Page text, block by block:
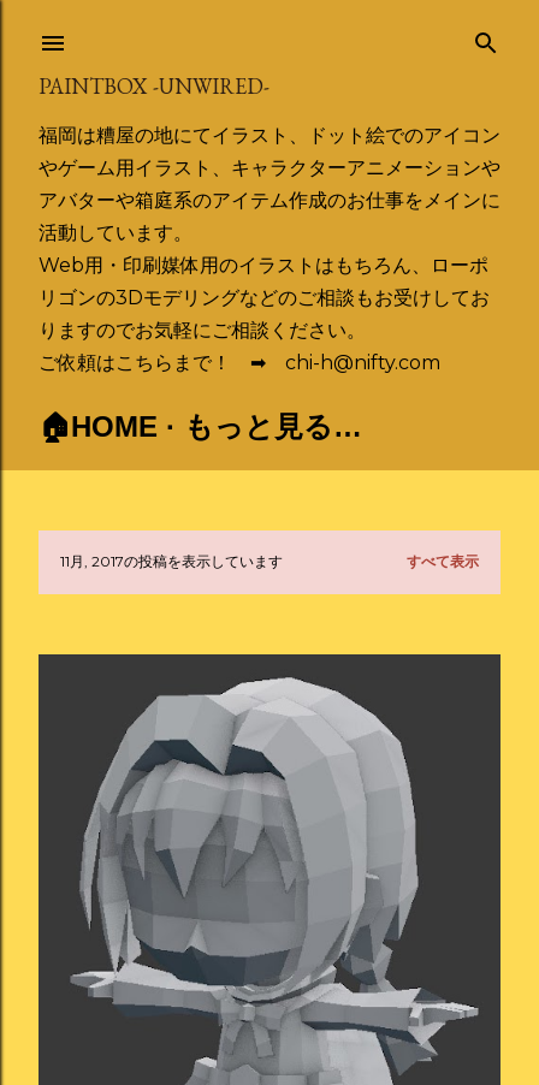
スキップしてメイン コンテンツに移動
PAINTBOX -UNWIRED-
福岡は糟屋の地にてイラスト、ドット絵でのアイコン
やゲーム用イラスト、キャラクターアニメーションや
アバターや箱庭系のアイテム作成のお仕事をメインに
活動しています。
Web用・印刷媒体用のイラストはもちろん、ローポ
リゴンの3Dモデリングなどのご相談もお受けしてお
りますのでお気軽にご相談ください。
ご依頼はこちらまで！ ➡ chi-h@nifty.com
🏠HOME もっと見る…
投11月, 2017の投稿を表示しています すべて表示